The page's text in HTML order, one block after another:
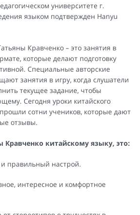
университете г.
языком подтвержден Hanyu
Кравченко – это занятия в
которые делают подготовку
Специальные авторские
занятия в игру, когда слушатели
текущее задание, чтобы
Сегодня уроки китайского
сотни учеников, которые дают
отзывы.
Кравченко китайскому языку, это:
правильный настрой.
интересное и комфортное